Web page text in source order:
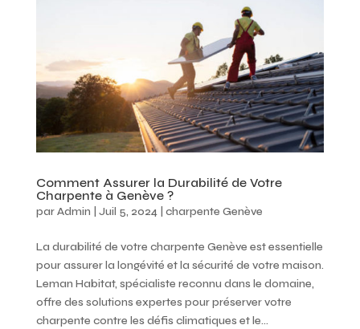
Comment Assurer la Durabilité de Votre
Charpente à Genève ?
parAdmin Juil 5, 2024| charpente Genève
La durabilité de votre charpente Genève est essentielle
pour assurer la longévité et la sécurité de votre maison.
Leman Habitat, spécialiste reconnu dans le domaine,
offre des solutions expertes pour préserver votre
charpente contre les défis climatiques et le...